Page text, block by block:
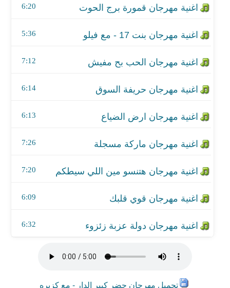
6:20
5:36
7:12
6:14
6:13
اغنية مهرجان ماركة مسجلة
7:26
اغنية مهرجان هتنسو مين اللي سيطكم
7:20
اغنية مهرجان قوي قلبك
6:09
6:32
تحميل مهرجان حضر كبير الدار - مع كزبره